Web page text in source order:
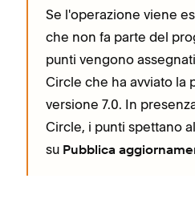
Se l'operazione viene
che non fa parte del
punti vengono
Circle che ha avviato la
versione 7.0. In
Circle, i punti spettano
su Pubblica